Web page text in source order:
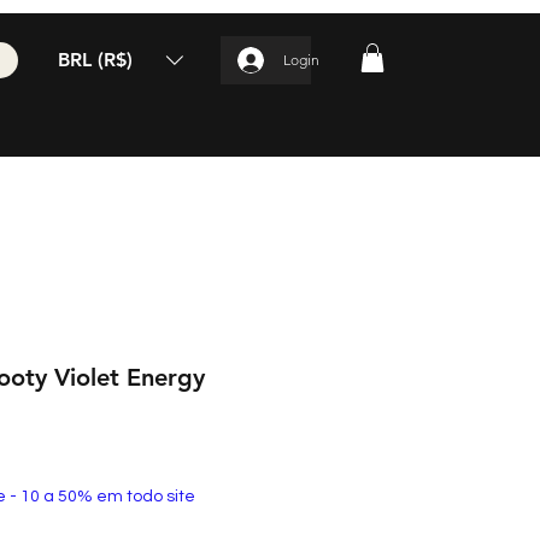
BRL (R$) Login
Violet Energy
- 10 a 50% em todo site